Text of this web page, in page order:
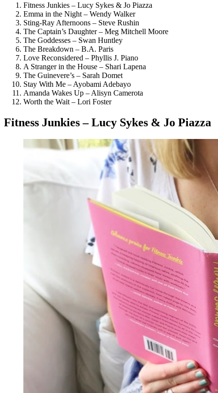
Fitness Junkies – Lucy Sykes & Jo Piazza
Emma in the Night – Wendy Walker
Sting-Ray Afternoons – Steve Rushin
The Captain’s Daughter – Meg Mitchell Moore
The Goddesses – Swan Huntley
The Breakdown – B.A. Paris
Love Reconsidered – Phyllis J. Piano
A Stranger in the House – Shari Lapena
The Guinevere’s – Sarah Domet
Stay With Me – Ayobami Adebayo
Amanda Wakes Up – Alisyn Camerota
Worth the Wait – Lori Foster
Fitness Junkies – Lucy Sykes & Jo Piazza